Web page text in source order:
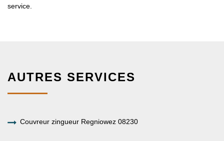
service.
AUTRES SERVICES
Couvreur zingueur Regniowez 08230